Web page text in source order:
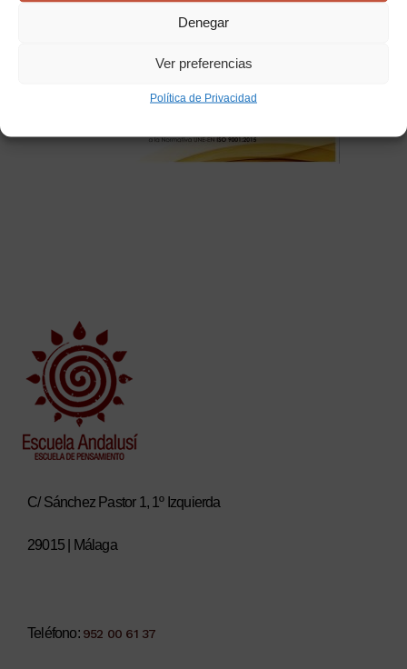
Denegar
Ver preferencias
Política de Privacidad
C/ Sánchez Pastor 1, 1º Izquierda
29015 | Málaga
Teléfono: 952 00 61 37